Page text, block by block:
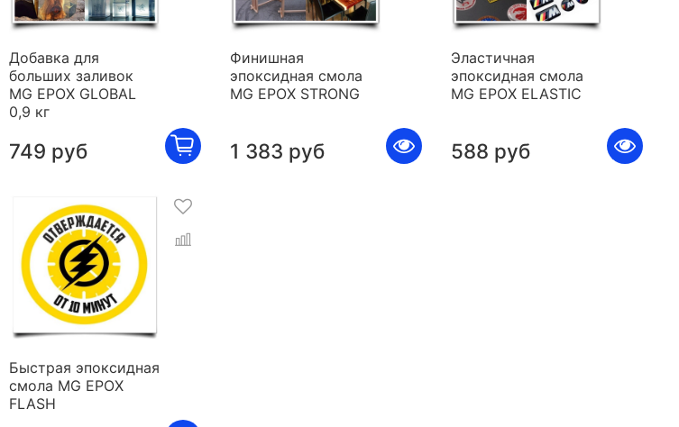
Добавка для
больших заливок
MG EPOX GLOBAL
0,9 кг
749 руб
Финишная
эпоксидная смола
MG EPOX STRONG
1 383 руб
Эластичная
эпоксидная смола
MG EPOX ELASTIC
588 руб
Быстрая эпоксидная
смола MG EPOX
FLASH